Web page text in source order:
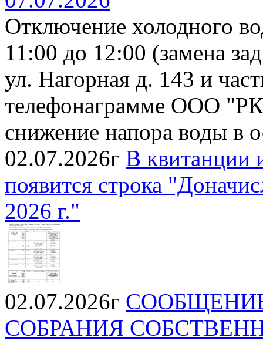
Отключение холодного
11:00 до 12:00 (замена
ул. Нагорная д. 143 и
телефонаграмме ООО
снижение напора воды в
02.07.2026г В квитанции
появится строка
2026 г."
02.07.2026г
СОБРАНИЯ